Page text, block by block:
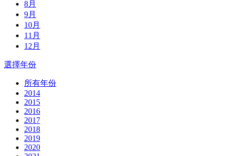
8月
9月
10月
11月
12月
選擇年份
所有年份
2014
2015
2016
2017
2018
2019
2020